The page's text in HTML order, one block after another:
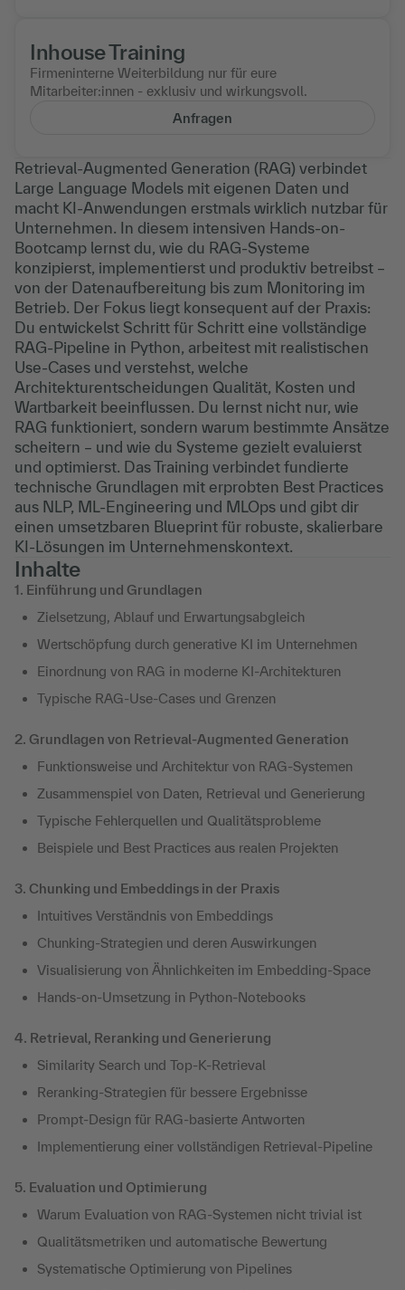
Inhouse Training
Firmeninterne Weiterbildung nur für eure
Mitarbeiter:innen - exklusiv und wirkungsvoll.
Anfragen
Retrieval-Augmented Generation (RAG) verbindet
Large Language Models mit eigenen Daten und
macht KI-Anwendungen erstmals wirklich nutzbar für
Unternehmen. In diesem intensiven Hands-on-
Bootcamp lernst du, wie du RAG-Systeme
konzipierst, implementierst und produktiv betreibst –
von der Datenaufbereitung bis zum Monitoring im
Betrieb. Der Fokus liegt konsequent auf der Praxis:
Du entwickelst Schritt für Schritt eine vollständige
RAG-Pipeline in Python, arbeitest mit realistischen
Use-Cases und verstehst, welche
Architekturentscheidungen Qualität, Kosten und
Wartbarkeit beeinflussen. Du lernst nicht nur, wie
RAG funktioniert, sondern warum bestimmte Ansätze
scheitern – und wie du Systeme gezielt evaluierst
und optimierst. Das Training verbindet fundierte
technische Grundlagen mit erprobten Best Practices
aus NLP, ML-Engineering und MLOps und gibt dir
einen umsetzbaren Blueprint für robuste, skalierbare
KI-Lösungen im Unternehmenskontext.
Inhalte
1. Einführung und Grundlagen
Zielsetzung, Ablauf und Erwartungsabgleich
Wertschöpfung durch generative KI im Unternehmen
Einordnung von RAG in moderne KI-Architekturen
Typische RAG-Use-Cases und Grenzen
2. Grundlagen von Retrieval-Augmented Generation
Funktionsweise und Architektur von RAG-Systemen
Zusammenspiel von Daten, Retrieval und Generierung
Typische Fehlerquellen und Qualitätsprobleme
Beispiele und Best Practices aus realen Projekten
3. Chunking und Embeddings in der Praxis
Intuitives Verständnis von Embeddings
Chunking-Strategien und deren Auswirkungen
Visualisierung von Ähnlichkeiten im Embedding-Space
Hands-on-Umsetzung in Python-Notebooks
4. Retrieval, Reranking und Generierung
Similarity Search und Top-K-Retrieval
Reranking-Strategien für bessere Ergebnisse
Prompt-Design für RAG-basierte Antworten
Implementierung einer vollständigen Retrieval-Pipeline
5. Evaluation und Optimierung
Warum Evaluation von RAG-Systemen nicht trivial ist
Qualitätsmetriken und automatische Bewertung
Systematische Optimierung von Pipelines